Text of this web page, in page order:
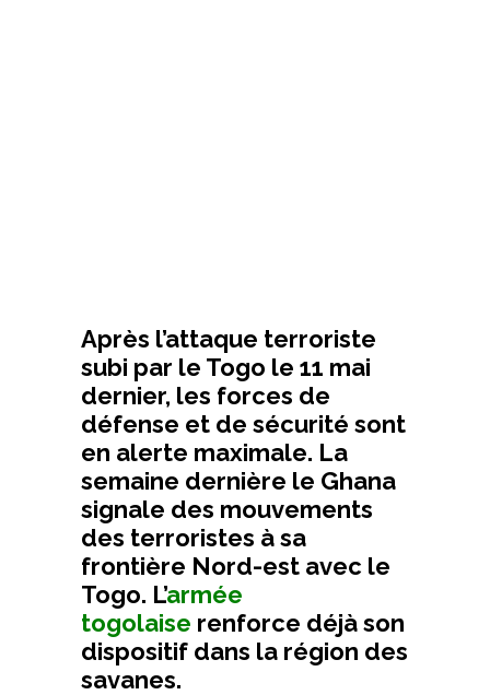
Après l’attaque terroriste
subi par le Togo le 11 mai
dernier, les forces de
défense et de sécurité sont
en alerte maximale. La
semaine dernière le Ghana
signale des mouvements
des terroristes à sa
frontière Nord-est avec le
Togo. L’armée
togolaise renforce déjà son
dispositif dans la région des
savanes.